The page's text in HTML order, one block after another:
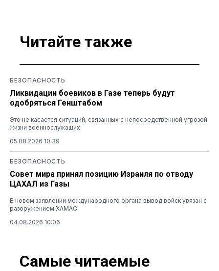
Читайте также
БЕЗОПАСНОСТЬ
Ликвидации боевиков в Газе теперь будут
одобряться Генштабом
Это не касается ситуаций, связанных с непосредственной угрозой
жизни военнослужащих
05.08.2026 10:39
БЕЗОПАСНОСТЬ
Совет мира принял позицию Израиля по отводу
ЦАХАЛ из Газы
В новом заявлении международного органа вывод войск увязан с
разоружением ХАМАС
04.08.2026 10:06
Самые читаемые